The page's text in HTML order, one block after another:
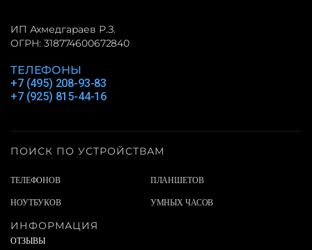
ИП Ахмедгараев Р.З.
ОГРН: 318774600672840
ТЕЛЕФОНЫ
+7 (495) 208-93-83
+7 (925) 815-44-16
ПОИСК ПО УСТРОЙСТВАМ
ТЕЛЕФОНОВ ПЛАНШЕТОВ
НОУТБУКОВ УМНЫХ ЧАСОВ
ИНФОРМАЦИЯ
ОТЗЫВЫ